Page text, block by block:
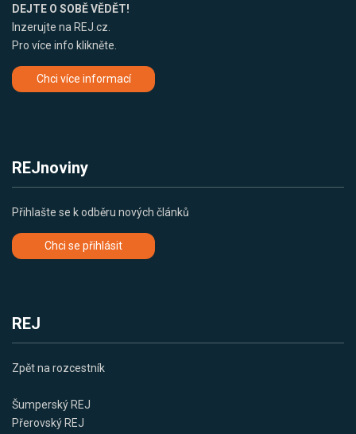
DEJTE O SOBĚ VĚDĚT!
Inzerujte na REJ.cz.
Pro více info klikněte.
Chci více informací
REJnoviny
Přihlašte se k odběru nových článků
Chci se přihlásit
REJ
Zpět na rozcestník
Šumperský REJ
Přerovský REJ